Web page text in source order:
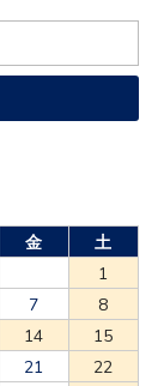
金
土
1
7
8
14
15
21
22